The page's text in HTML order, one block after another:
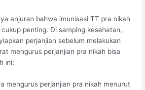
anjuran bahwa imunisasi TT pra nikah
penting. Di samping kesehatan,
perjanjian sebelum melakukan
mengurus perjanjian pra nikah bisa
ini:
mengurus perjanjian pra nikah menurut